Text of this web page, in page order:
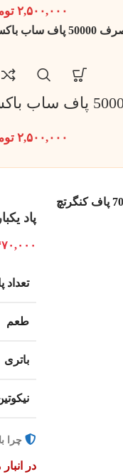
۲,۵۰۰,۰۰۰
۲,۵۰۰,۰۰۰
پاد
تعداد
طعم
باتری
چرا
در